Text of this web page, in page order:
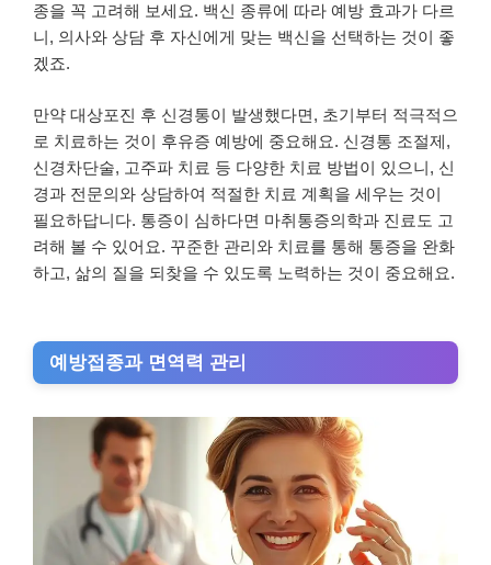
종을 꼭 고려해 보세요. 백신 종류에 따라 예방 효과가 다르
니, 의사와 상담 후 자신에게 맞는 백신을 선택하는 것이 좋
겠죠.
만약 대상포진 후 신경통이 발생했다면, 초기부터 적극적으
로 치료하는 것이 후유증 예방에 중요해요. 신경통 조절제,
신경차단술, 고주파 치료 등 다양한 치료 방법이 있으니, 신
경과 전문의와 상담하여 적절한 치료 계획을 세우는 것이
필요하답니다. 통증이 심하다면 마취통증의학과 진료도 고
려해 볼 수 있어요. 꾸준한 관리와 치료를 통해 통증을 완화
하고, 삶의 질을 되찾을 수 있도록 노력하는 것이 중요해요.
예방접종과 면역력 관리